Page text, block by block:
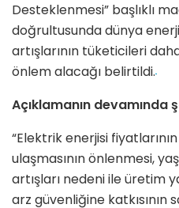
Desteklenmesi” başlıklı
doğrultusunda dünya
artışlarının tüketicileri
önlem alacağı belirtildi.
Açıklamanın devamında
“Elektrik enerjisi
ulaşmasının önlenmesi,
artışları nedeni ile üretim
arz güvenliğine katkısının